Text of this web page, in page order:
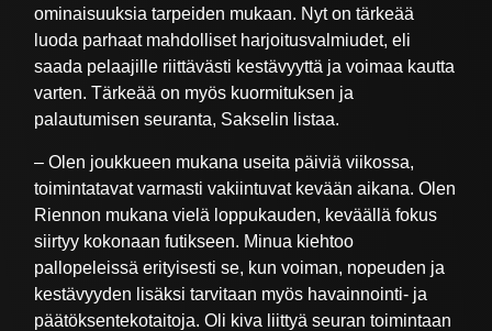
ominaisuuksia tarpeiden mukaan. Nyt on tärkeää
luoda parhaat mahdolliset harjoitusvalmiudet, eli
saada pelaajille riittävästi kestävyyttä ja voimaa kautta
varten. Tärkeää on myös kuormituksen ja
palautumisen seuranta, Sakselin listaa.
– Olen joukkueen mukana useita päiviä viikossa,
toimintatavat varmasti vakiintuvat kevään aikana. Olen
Riennon mukana vielä loppukauden, keväällä fokus
siirtyy kokonaan futikseen. Minua kiehtoo
pallopeleissä erityisesti se, kun voiman, nopeuden ja
kestävyyden lisäksi tarvitaan myös havainnointi- ja
päätöksentekotaitoja. Oli kiva liittyä seuran toimintaan